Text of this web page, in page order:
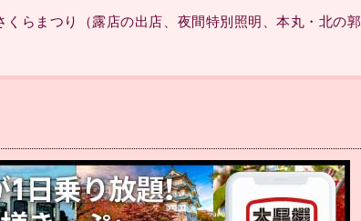
くらまつり（露店の出店、夜間特別照明、本丸・北の郭